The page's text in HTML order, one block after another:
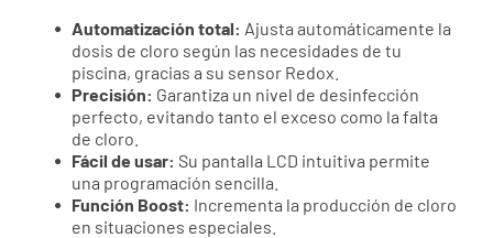
Automatización total: Ajusta automáticamente la
dosis de cloro según las necesidades de tu
piscina, gracias a su sensor Redox.
Precisión: Garantiza un nivel de desinfección
perfecto, evitando tanto el exceso como la falta
de cloro.
Fácil de usar: Su pantalla LCD intuitiva permite
una programación sencilla.
Función Boost: Incrementa la producción de cloro
en situaciones especiales.